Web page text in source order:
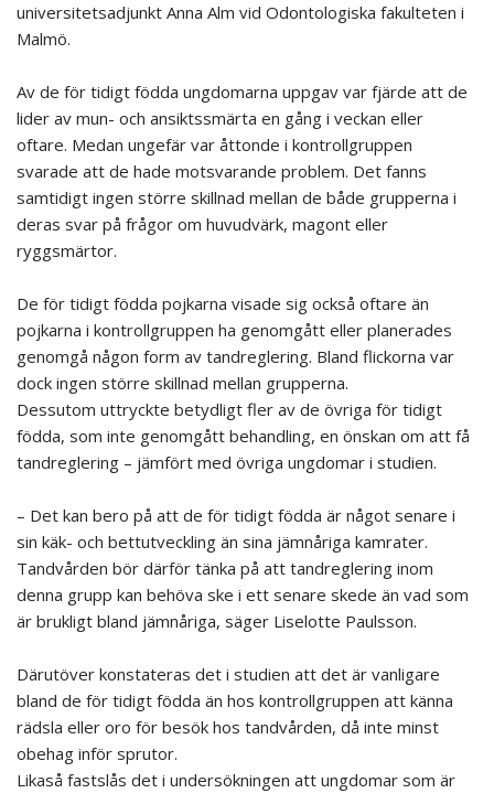
universitetsadjunkt Anna Alm vid Odontologiska fakulteten i
Malmö.
Av de för tidigt födda ungdomarna uppgav var fjärde att de
lider av mun- och ansiktssmärta en gång i veckan eller
oftare. Medan ungefär var åttonde i kontrollgruppen
svarade att de hade motsvarande problem. Det fanns
samtidigt ingen större skillnad mellan de både grupperna i
deras svar på frågor om huvudvärk, magont eller
ryggsmärtor.
De för tidigt födda pojkarna visade sig också oftare än
pojkarna i kontrollgruppen ha genomgått eller planerades
genomgå någon form av tandreglering. Bland flickorna var
dock ingen större skillnad mellan grupperna.
Dessutom uttryckte betydligt fler av de övriga för tidigt
födda, som inte genomgått behandling, en önskan om att få
tandreglering – jämfört med övriga ungdomar i studien.
– Det kan bero på att de för tidigt födda är något senare i
sin käk- och bettutveckling än sina jämnåriga kamrater.
Tandvården bör därför tänka på att tandreglering inom
denna grupp kan behöva ske i ett senare skede än vad som
är brukligt bland jämnåriga, säger Liselotte Paulsson.
Därutöver konstateras det i studien att det är vanligare
bland de för tidigt födda än hos kontrollgruppen att känna
rädsla eller oro för besök hos tandvården, då inte minst
obehag inför sprutor.
Likaså fastslås det i undersökningen att ungdomar som är